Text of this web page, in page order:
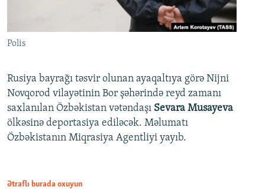
Polis
Rusiya bayrağı təsvir olunan ayaqaltıya görə Nijni
Novqorod vilayətinin Bor şəhərində reyd zamanı
saxlanılan Özbəkistan vətəndaşı Sevara Musayeva
ölkəsinə deportasiya ediləcək. Məlumatı
Özbəkistanın Miqrasiya Agentliyi yayıb.
Ətraflı burada oxuyun